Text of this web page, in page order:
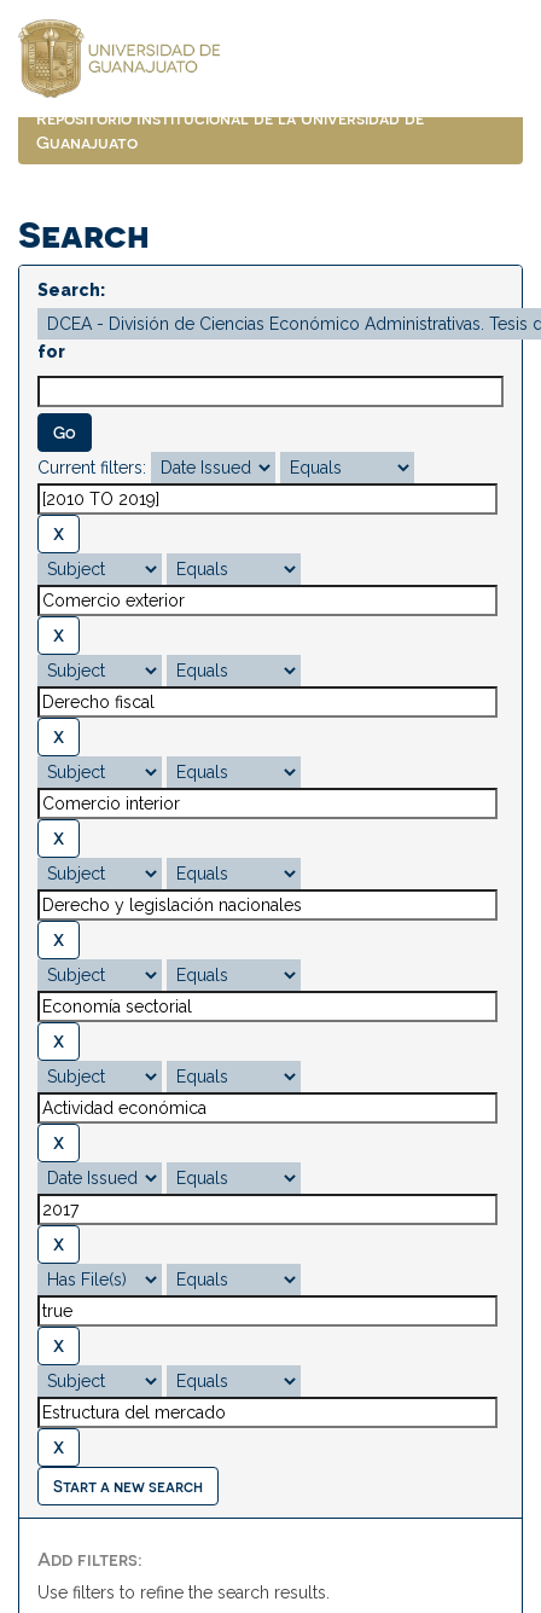
navigation
Repositorio Institucional de la Universidad de
Guanajuato
Search
Search:
for
Current filters:
Start a new search
Add filters:
Use filters to refine the search results.